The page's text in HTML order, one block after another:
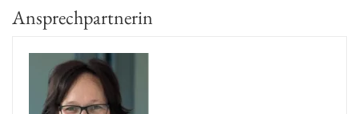
Ansprechpartnerin